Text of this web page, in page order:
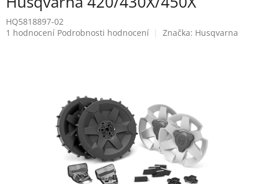
HQ5818897-02
Průměrné
1 hodnocení Podrobnosti hodnocení Značka: Husqvarna